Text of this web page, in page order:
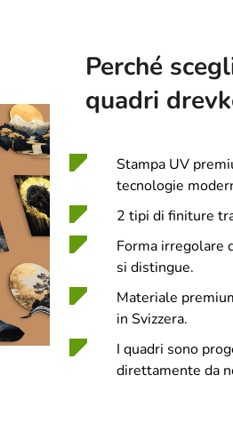
Perché
quadri
Stampa UV
tecnologie
2 tipi di finiture
Forma irregolare
si distingue.
Materiale
in Svizzera.
I quadri sono
direttamente da